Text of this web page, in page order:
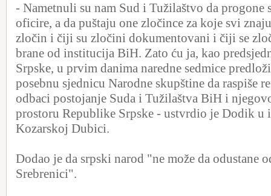
- Nametnuli su nam Sud i Tužilaštvo da progone
oficire, a da puštaju one zločince za koje svi
zločin i čiji su zločini dokumentovani i čiji se
brane od institucija BiH. Zato ću ja, kao
Srpske, u prvim danima naredne sedmice
posebnu sjednicu Narodne skupštine da raspiše
odbaci postojanje Suda i Tužilaštva BiH i
prostoru Republike Srpske - ustvrdio je Dodik u
Kozarskoj Dubici.
Dodao je da srpski narod "ne može da odustane
Srebrenici".